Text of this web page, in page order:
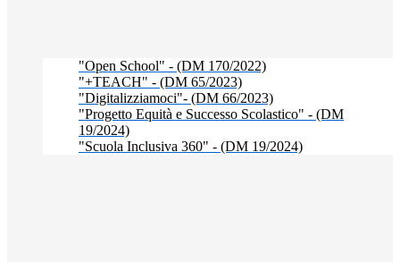
"Open School" - (DM 170/2022)
"+TEACH" - (DM 65/2023)
"Digitalizziamoci"- (DM 66/2023)
"Progetto Equità e Successo Scolastico" - (DM
19/2024)
"Scuola Inclusiva 360" - (DM 19/2024)